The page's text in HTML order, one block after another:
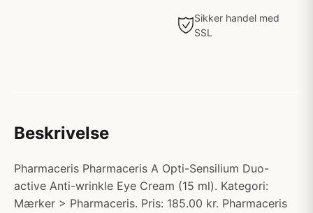
Sikker handel med
SSL
Beskrivelse
Pharmaceris Pharmaceris A Opti-Sensilium Duo-
active Anti-wrinkle Eye Cream (15 ml). Kategori:
Mærker > Pharmaceris. Pris: 185.00 kr. Pharmaceris